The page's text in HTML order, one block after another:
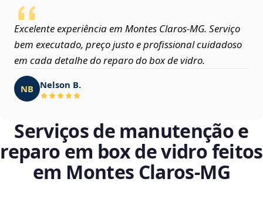
Excelente experiência em Montes Claros‑MG. Serviço
bem executado, preço justo e profissional cuidadoso
em cada detalhe do reparo do box de vidro.
NB Nelson B.
Serviços de manutenção e
reparo em box de vidro feitos
em Montes Claros‑MG